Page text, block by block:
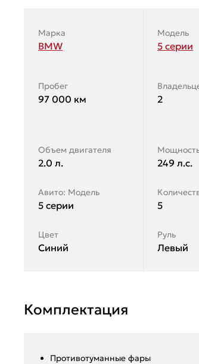
Марка
BMW
Модель
5 серии
Пробег
97 000 км 2
Объем двигателя
2.0 л. 249 л.с.
Авито: Модель
5 серии 5
Цвет
Синий
Руль
Левый
Комплектация
Противотуманные фары